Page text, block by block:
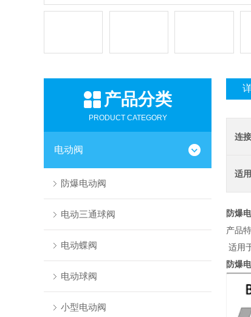
产品分类
PRODUCT CATEGORY
电动阀
防爆电动阀
电动三通球阀
电动蝶阀
电动球阀
小型电动阀
连
适
防爆
产品
适用
防爆